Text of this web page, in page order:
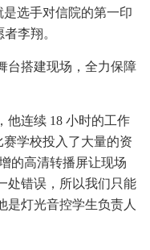
选手对信院的第一印
李翔。
台搭建现场，全力保障
他连续 18 小时的工作
学校投入了大量的资
的高清转播屏让现场
处错误，所以我们只能
是灯光音控学生负责人